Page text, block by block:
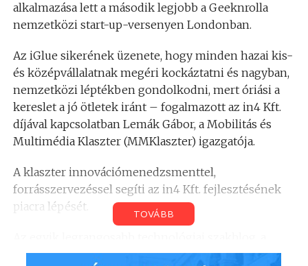
alkalmazása lett a második legjobb a Geeknrolla
nemzetközi start-up-versenyen Londonban.
Az iGlue sikerének üzenete, hogy minden hazai kis-
és középvállalatnak megéri kockáztatni és nagyban,
nemzetközi léptékben gondolkodni, mert óriási a
kereslet a jó ötletek iránt – fogalmazott az in4 Kft.
díjával kapcsolatban Lemák Gábor, a Mobilitás és
Multimédia Klaszter (MMKlaszter) igazgatója.
A klaszter innovációmenedzsmenttel,
forrásszervezéssel segíti az in4 Kft. fejlesztésének
piacra lépését.
Techcrunch Europe által rendezett Geeknrolla
TOVÁBB